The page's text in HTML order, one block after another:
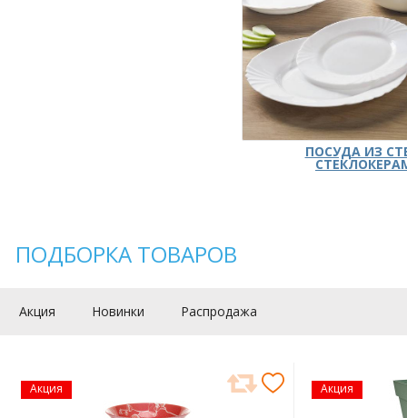
ПОСУДА ИЗ
ПОДБОРКА ТОВАРОВ
Акция Новинки Распродажа
Акция Акция